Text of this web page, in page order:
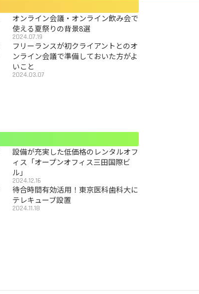
オンライン会議・オンライン飲み会で
使える夏祭りの背景8選
2024.07.19
フリーランスが初クライアントとのオ
ンライン会議で準備しておいた方がよ
いこと
2024.03.07
設備が充実した低価格のレンタルオフ
ィス「オープンオフィス三田国際ビ
ル」
2024.12.16
待合時間有効活用！東京医科歯科大に
テレキューブ設置
2024.11.18